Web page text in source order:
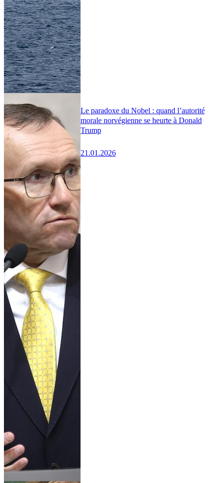
Le paradoxe du Nobel : quand l’autorité
morale norvégienne se heurte à Donald
Trump
21.01.2026